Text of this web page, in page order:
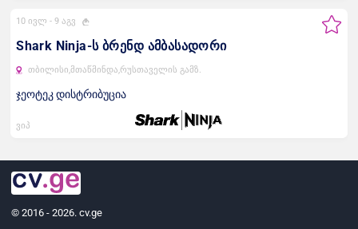
Shark Ninja-ს ბრენდ ამბასადორი
თბილისი,მთაწმინდა,რუსთაველის გამზ.
ჯეოტეკ დისტრიბუცია
10 ივლ -9 აგვ
ვიპ
© 2016 - 2026. cv.ge